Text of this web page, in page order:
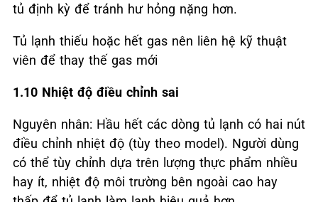
tủ định kỳ để tránh hư hỏng nặng hơn.
Tủ lạnh thiếu hoặc hết gas nên liên hệ kỹ thuật
viên để thay thế gas mới
1.10 Nhiệt độ điều chỉnh sai
Nguyên nhân: Hầu hết các dòng tủ lạnh có hai nút
điều chỉnh nhiệt độ (tùy theo model). Người dùng
có thể tùy chỉnh dựa trên lượng thực phẩm nhiều
hay ít, nhiệt độ môi trường bên ngoài cao hay